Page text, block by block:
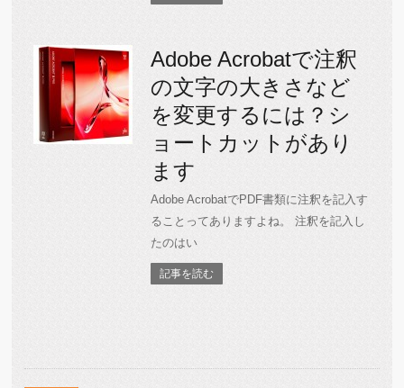
Adobe Acrobatで注釈
の文字の大きさなど
を変更するには？シ
ョートカットがあり
ます
Adobe AcrobatでPDF書類に注釈を記入す
ることってありますよね。 注釈を記入し
たのはい
記事を読む